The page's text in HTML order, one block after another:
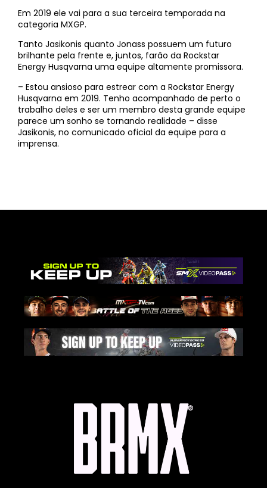
Em 2019 ele vai para a sua terceira temporada na
categoria MXGP.
Tanto Jasikonis quanto Jonass possuem um futuro
brilhante pela frente e, juntos, farão da Rockstar
Energy Husqvarna uma equipe altamente promissora.
– Estou ansioso para estrear com a Rockstar Energy
Husqvarna em 2019. Tenho acompanhado de perto o
trabalho deles e ser um membro desta grande equipe
parece um sonho se tornando realidade – disse
Jasikonis, no comunicado oficial da equipe para a
imprensa.